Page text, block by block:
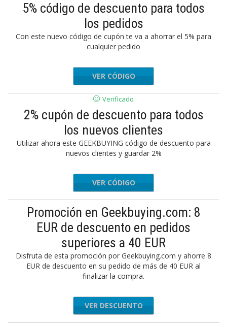
5% código de descuento para todos
los pedidos
Con este nuevo código de cupón te va a ahorrar el 5% para
cualquier pedido
GKB2020
VER CÓDIGO
Verificado
2% cupón de descuento para todos
los nuevos clientes
Utilizar ahora este GEEKBUYING código de descuento para
nuevos clientes y guardar 2%
EWUSERS
VER CÓDIGO
Promoción en Geekbuying.com: 8
EUR de descuento en pedidos
superiores a 40 EUR
Disfruta de esta promoción por Geekbuying.com y ahorre 8
EUR de descuento en su pedido de más de 40 EUR al
finalizar la compra.
VER DESCUENTO